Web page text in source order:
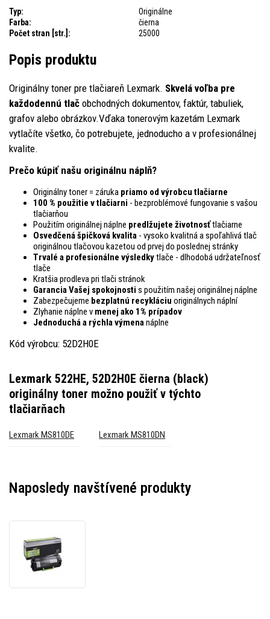
Typ:
Originálne
Farba:
čierna
Počet stran [str.]:
25000
Popis produktu
Originálny toner pre tlačiareň Lexmark. Skvelá voľba pre
každodennú tlač obchodných dokumentov, faktúr, tabuliek,
grafov alebo obrázkov.Vďaka tonerovým kazetám Lexmark
vytlačíte všetko, čo potrebujete, jednoducho a v profesionálnej
kvalite.
Prečo kúpiť našu originálnu náplň?
Originálny toner = záruka priamo od výrobcu tlačiarne
100 % použitie v tlačiarni - bezproblémové fungovanie s vašou
tlačiarňou
Použitím originálnej náplne predlžujete životnosťtlačiarne
Osvedčená špičková kvalita - vysoko kvalitná a spoľahlivá tlač
originálnou tlačovou kazetou od prvej do poslednej stránky
Trvalé a profesionálne výsledkytlače - dlhodobá udržateľnosť
tlače
Kratšia prodleva pri tlači stránok
Garancia Vašej spokojnosti s použitím našej originálnej náplne
Zabezpečujeme bezplatnú recykláciu originálnych náplní
Zlyhanie náplne v menej ako 1% prípadov
Jednoduchá a rýchla výmenanáplne
Kód výrobcu: 52D2H0E
Lexmark 522HE, 52D2H0E čierna (black)
originálny toner možno použiť v týchto
tlačiarňach
Lexmark MS810DE Lexmark MS810DN
Naposledy navštívené produkty
(black)